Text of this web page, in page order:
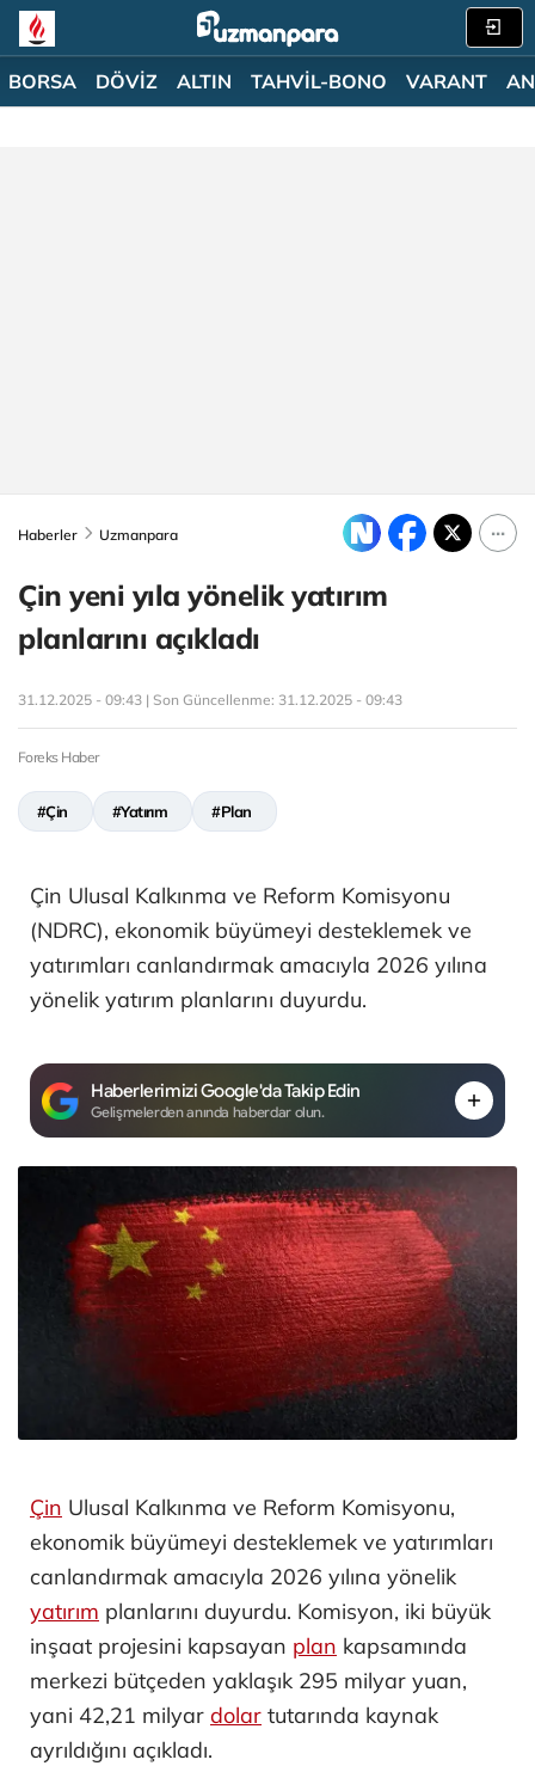
BORSA DÖVİZ ALTIN TAHVİL-BONO VARANT
Haberler Uzmanpara
Çin yeni yıla yönelik yatırım
planlarını açıkladı
31.12.2025 - 09:43 | Son Güncellenme: 31.12.2025 - 09:43
Foreks Haber
#Çin #Yatırım #Plan
Çin Ulusal Kalkınma ve Reform Komisyonu
(NDRC), ekonomik büyümeyi desteklemek ve
yatırımları canlandırmak amacıyla 2026 yılına
yönelik yatırım planlarını duyurdu.
Haberlerimizi Google'da Takip Edin
Gelişmelerden anında haberdar olun.
Çin Ulusal Kalkınma ve Reform Komisyonu,
ekonomik büyümeyi desteklemek ve yatırımları
canlandırmak amacıyla 2026 yılına yönelik
yatırım planlarını duyurdu. Komisyon, iki büyük
inşaat projesini kapsayan plan kapsamında
merkezi bütçeden yaklaşık 295 milyar yuan,
yani 42,21 milyar dolar tutarında kaynak
ayrıldığını açıkladı.